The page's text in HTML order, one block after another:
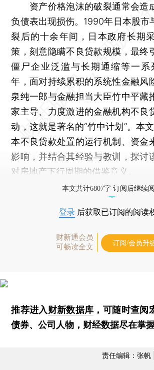
资产价格泡沫的破裂通常会造
负债表出现损伤。1990年日本股市
裂后的十余年间，日本政府长期
策，刻意隐瞒不良贷款规模，最终
僵尸企业泛滥与长期通缩等一系
年，面对持续累积的系统性金融风
泉纯一郎与金融担当大臣竹中平藏
家主导、力度激进的金融机构不良
动，这就是著名的“竹中计划”。本
本不良贷款处置的运行机制、资金
影响，并结合其经验与教训，探讨
对房地产下行周期的借鉴意义。
本文共计6807字 订阅后继续
登录 后获取已订阅的阅读
财新通会员
可畅读全文
订阅/会员升
推荐进入财新数据库 ，可随时查阅
债券、公司人物，财经数据尽在掌握
责任编辑：张帆